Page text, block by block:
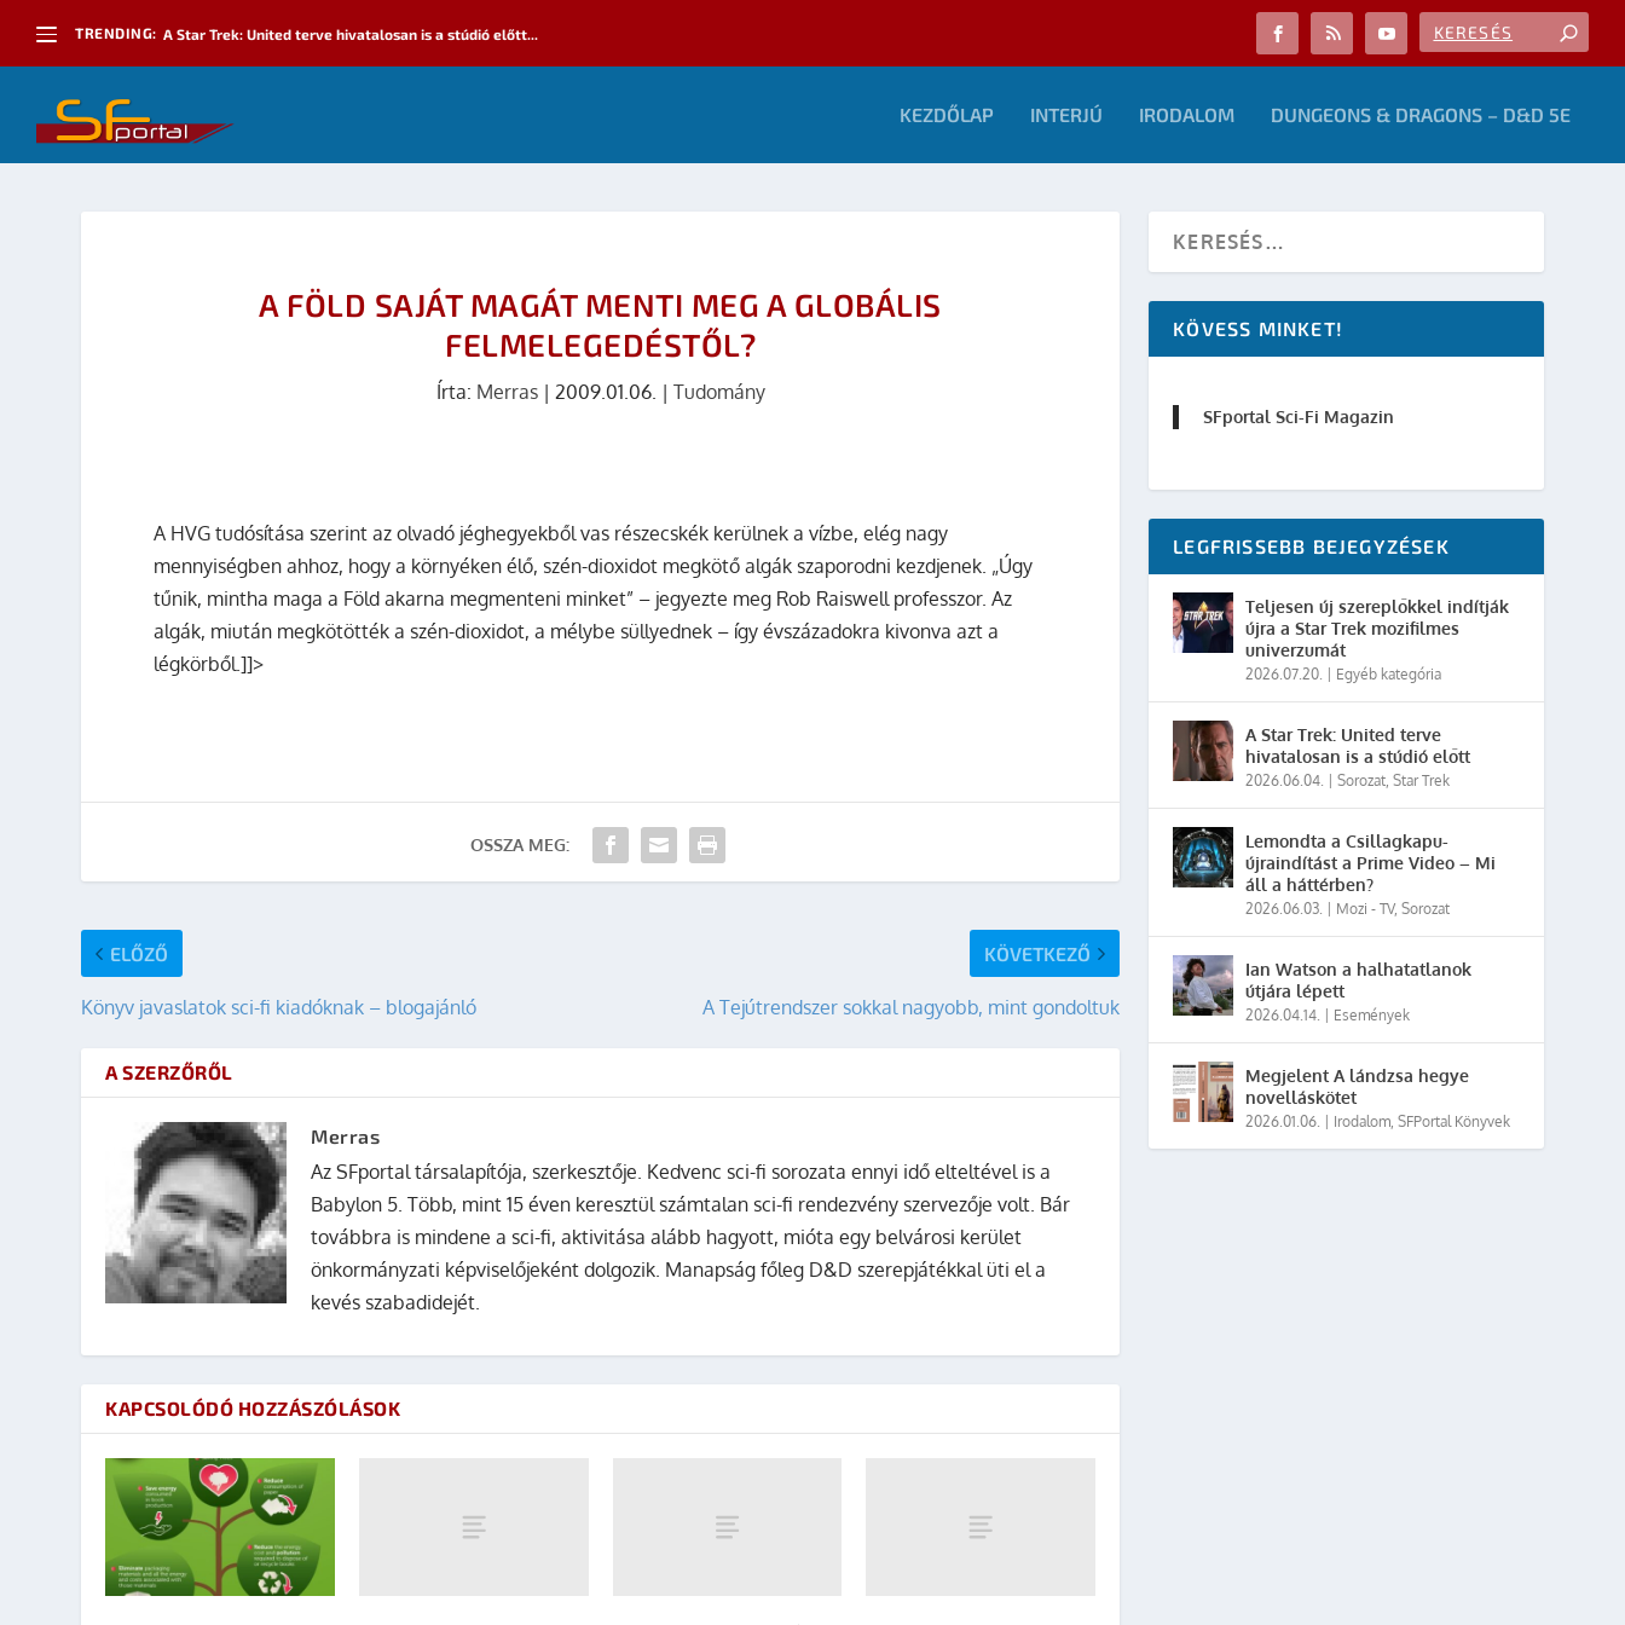
TRENDING: A Star Trek: United terve hivatalosan is a stúdió előtt...
KEZDŐLAP INTERJÚ IRODALOM DUNGEONS & DRAGONS – D&D 5E
A FÖLD SAJÁT MAGÁT MENTI MEG A GLOBÁLIS
FELMELEGEDÉSTŐL?
Írta: Merras| 2009.01.06. | Tudomány
A HVG tudósítása szerint az olvadó jéghegyekből vas részecskék kerülnek a vízbe, elég nagy
mennyiségben ahhoz, hogy a környéken élő, szén-dioxidot megkötő algák szaporodni kezdjenek. „Úgy
tűnik, mintha maga a Föld akarna megmenteni minket” – jegyezte meg Rob Raiswell professzor. Az
algák, miután megkötötték a szén-dioxidot, a mélybe süllyednek – így évszázadokra kivonva azt a
légkörből.]]>
OSSZA MEG:
ELŐZŐ
Könyv javaslatok sci-fi kiadóknak – blogajánló
KÖVETKEZŐ
A Tejútrendszer sokkal nagyobb, mint gondoltuk
A SZERZŐRŐL
Merras
Az SFportal társalapítója, szerkesztője. Kedvenc sci-fi sorozata ennyi idő elteltével is a
Babylon 5. Több, mint 15 éven keresztül számtalan sci-fi rendezvény szervezője volt. Bár
továbbra is mindene a sci-fi, aktivitása alább hagyott, mióta egy belvárosi kerület
önkormányzati képviselőjeként dolgozik. Manapság főleg D&D szerepjátékkal üti el a
kevés szabadidejét.
KAPCSOLÓDÓ HOZZÁSZÓLÁSOK
KÖVESS MINKET!
SFportal Sci-Fi Magazin
LEGFRISSEBB BEJEGYZÉSEK
Teljesen új szereplőkkel indítják
újra a Star Trek mozifilmes
univerzumát
2026.07.20. Egyéb kategória
A Star Trek: United terve
hivatalosan is a stúdió előtt
2026.06.04. |Sorozat,Star Trek
Lemondta a Csillagkapu-
újraindítást a Prime Video – Mi
áll a háttérben?
2026.06.03. Mozi - TV,Sorozat
Ian Watson a halhatatlanok
útjára lépett
2026.04.14. Események
Megjelent A lándzsa hegye
novelláskötet
2026.01.06. Irodalom,SFPortal Könyvek